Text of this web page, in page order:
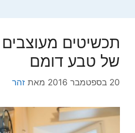
תכשיטים
של טבע דומם
20 בספטמבר 2016 מאת זהר